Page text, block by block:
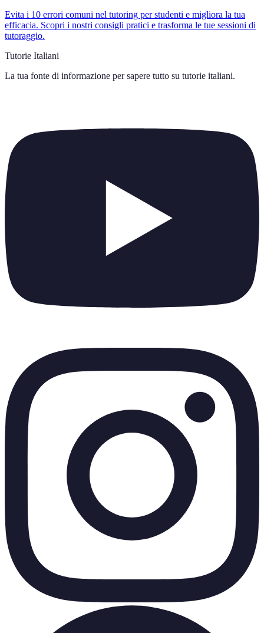
Evita i 10 errori comuni nel tutoring per studenti e migliora la tua
efficacia. Scopri i nostri consigli pratici e trasforma le tue sessioni di
tutoraggio.
Tutorie Italiani
La tua fonte di informazione per sapere tutto su tutorie italiani.